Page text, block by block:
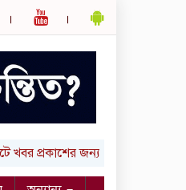
জন্য আপনার লিখা (তথ্য,